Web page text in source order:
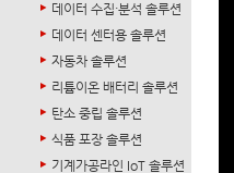
데이터 수집·분석 솔루션
데이터 센터용 솔루션
자동차 솔루션
리튬이온 배터리 솔루션
탄소 중립 솔루션
식품 포장 솔루션
기계가공라인 IoT 솔루션